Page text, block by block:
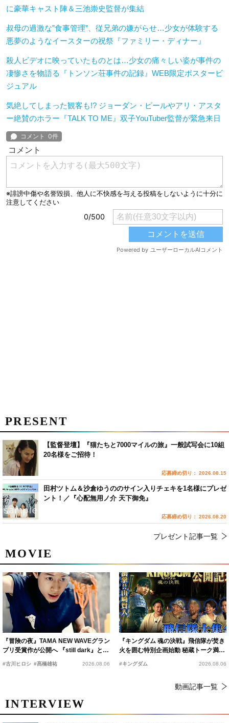
に豪華キャスト陣＆三池崇史監督が集結
叔母の過激な”食事管理”、従兄弟の嫌がらせ…少女が体験する
悪夢のようなイースターの祝祭『ファミリー・ディナー』
殺人ビデオに映っていたものとは…少女の痛々しい姿が事件の
凄惨さを物語る『トンソン荘事件の記録』WEB限定ポスタービ
ジュアル
気絶してしまった観客も!? ジョーダン・ピールやアリ・アスタ
ー絶賛のホラー『TALK TO ME』双子YouTuber監督が緊急来日
MOVIE
『冒険の夜』TAMA NEW WAVEグラン
プリ受賞作が公開へ 『still dark』と同
時上映決定
#古川ヒロシ #髙橋雄祐 2026.08.06
『キングダム 魂の決戦』飛信隊が焚き
火を囲む特別企画始動 秘蔵トーク満載
の“キングダムキャンプ”開催
#キングダム 2026.08.06
動画記事一覧
INTERVIEW
PRESENT
【監督登壇】『猫たちと7000マイルの旅』一般試写会に10組
20名様をご招待！
応募締め切り： 2026.08.15
田村ツトム＆沙倉ゆうののサイン入りチェキを1名様にプレゼ
ント！／『心配無用ノ介 天下御免』
応募締め切り： 2026.08.20
プレゼント記事一覧